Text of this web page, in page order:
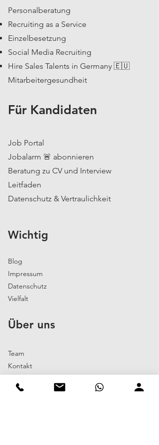
Personalberatung
Recruiting as a Service
Einzelbesetzung
Social Media Recruiting
Hire Sales Talents in Germany 🇪🇺
Mitarbeitergesundheit
Für Kandidaten
Job Portal
Jobalarm 🚨 abonnieren
Beratung zu CV und Interview
Leitfaden
Datenschutz & Vertraulichkeit
Wichtig
Blog
Impressum
Datenschutz
Vielfalt
Über uns
Team
Kontakt